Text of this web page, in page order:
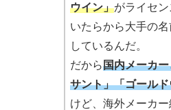
ウイン」がライセ
いたらから大手の
しているんだ。
だから国内メーカ
サント」「ゴール
けど、海外メーカ